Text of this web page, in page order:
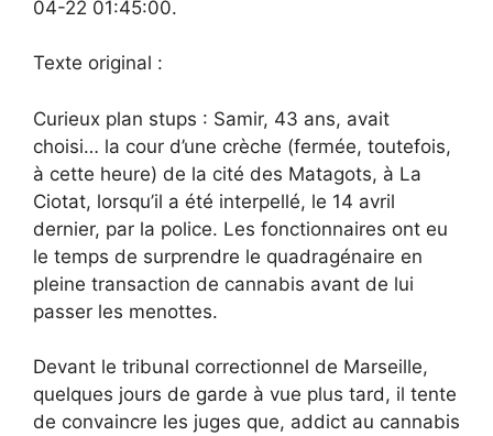
04-22 01:45:00.
Texte original :
Curieux plan stups : Samir, 43 ans, avait
choisi… la cour d’une crèche (fermée, toutefois,
à cette heure) de la cité des Matagots, à La
Ciotat, lorsqu’il a été interpellé, le 14 avril
dernier, par la police. Les fonctionnaires ont eu
le temps de surprendre le quadragénaire en
pleine transaction de cannabis avant de lui
passer les menottes.
Devant le tribunal correctionnel de Marseille,
quelques jours de garde à vue plus tard, il tente
de convaincre les juges que, addict au cannabis